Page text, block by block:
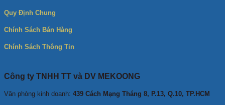
Quy Định Chung
Chính Sách Bán Hàng
Chính Sách Thông Tin
Công ty TNHH TT và DV MEKOONG
Văn phòng kinh doanh: 439 Cách Mạng Tháng 8, P.13, Q.10, TP.HCM